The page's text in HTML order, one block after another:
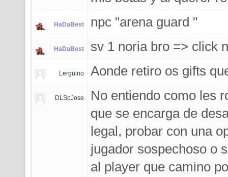
HaDaBest npc "arena guard "
HaDaBest sv 1 noria bro => click
Lerguino Aonde retiro os gifts
DLSpJose
No entiendo como les
que se encarga de
legal, probar con una
jugador sospechoso o
al player que camino